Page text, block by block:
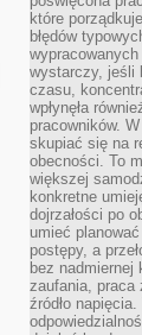
które
błędów
wystarczy, jeśli
czasu,
wpłynęła
pracowników.
skupiać się na
obecności. To
większej
konkretne
dojrzałości po
umieć
postępy, a
bez nadmiernej
zaufania, praca
źródło